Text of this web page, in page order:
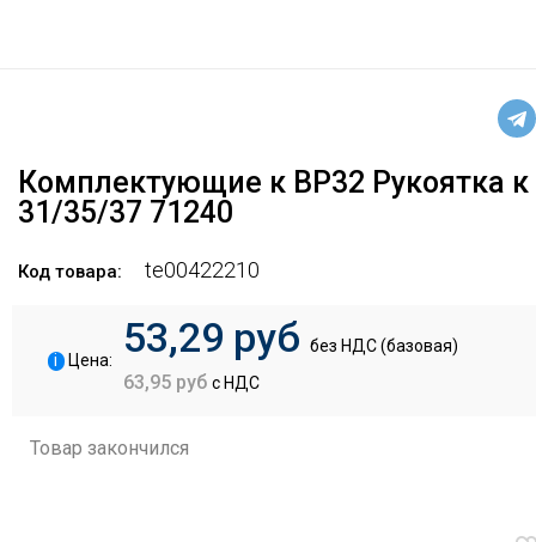
Комплектующие к ВР32 Рукоятка к
31/35/37 71240
Код товара: te00422210
i Цена: 53,29 руб без НДС (базовая)
63,95 руб с НДС
Товар закончился